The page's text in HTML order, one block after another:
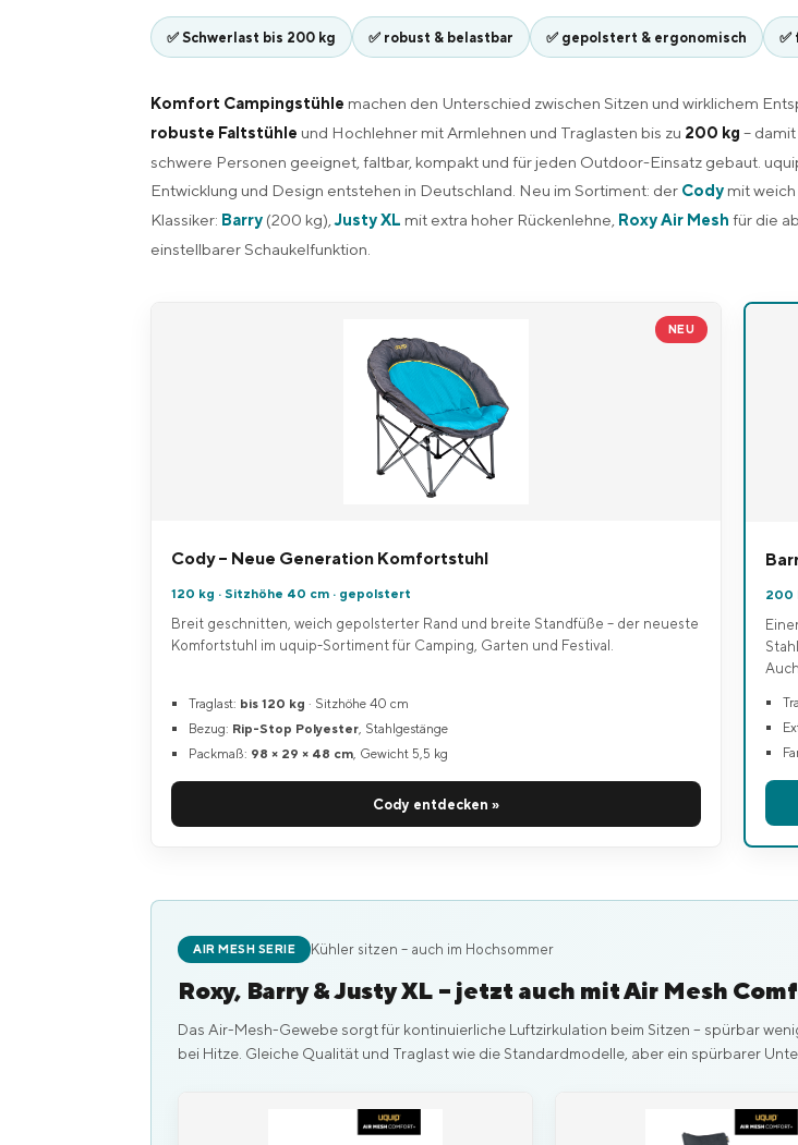
✅ Schwerlast bis 200 kg ✅ robust & belastbar ✅ gepolstert & ergonomisch ✅
Komfort Campingstühle machen den Unterschied zwischen Sitzen und wirklichem
robuste Faltstühle und Hochlehner mit Armlehnen und Traglasten bis zu 200 kg –
schwere Personen geeignet, faltbar, kompakt und für jeden Outdoor-Einsatz gebaut.
Entwicklung und Design entstehen in Deutschland. Neu im Sortiment: der Cody mit
Klassiker: Barry (200 kg),Justy XL mit extra hoher Rückenlehne, Roxy Air Mesh für die
einstellbarer Schaukelfunktion.
NEU
Cody – Neue Generation Komfortstuhl
120 kg · Sitzhöhe 40 cm · gepolstert
Breit geschnitten, weich gepolsterter Rand und breite Standfüße – der neueste
Komfortstuhl im uquip-Sortiment für Camping, Garten und Festival.
Traglast: bis 120 kg · Sitzhöhe 40 cm
Bezug: Rip-Stop Polyester , Stahlgestänge
Packmaß: 98 × 29 × 48 cm , Gewicht 5,5 kg
Cody entdecken »
200
AIR MESH SERIE Kühler sitzen – auch im Hochsommer
Roxy, Barry & Justy XL – jetzt auch mit Air Mesh
Das Air-Mesh-Gewebe sorgt für kontinuierliche Luftzirkulation beim Sitzen – spürbar
bei Hitze. Gleiche Qualität und Traglast wie die Standardmodelle, aber ein spürbarer